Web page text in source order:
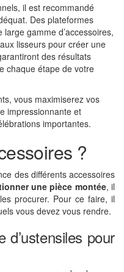
il est recommandé
Des plateformes
gamme d’accessoires,
lisseurs pour créer une
des résultats
chaque étape de votre
vous maximiserez vos
impressionnante et
importantes.
?
des différents accessoires
une pièce montée, il
procurer. Pour ce faire, il
vous devez vous rendre.
d’ustensiles pour